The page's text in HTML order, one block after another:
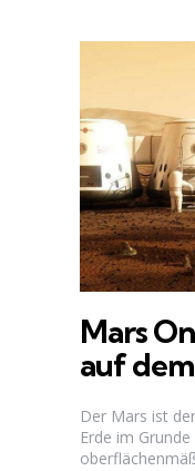
Mars
auf
Der Mars ist
Erde im